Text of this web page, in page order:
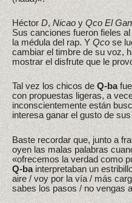
HéctorD,NicaoyQco El
Sus canciones fueron fieles
la médula del rap. YQcose
cambiar el timbre de su voz,
mostrar el disfrute que le
Tal vez los chicos deQ-ba
con propuestas ligeras, a
inconscientemente están
interesa ganar el gusto de
Baste recordar que, junto a
oyen las malas palabras
«ofrecemos la verdad como
Q-bainterpretaban un
aire / voy por la vía / más
sabes los pasos / no vengas